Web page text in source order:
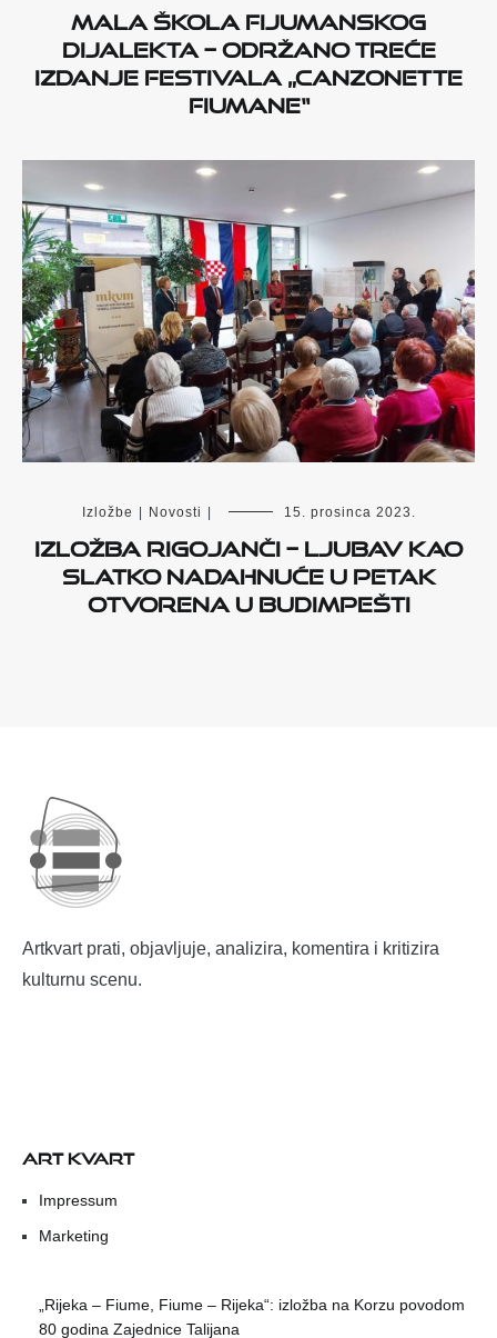
Mala škola fijumanskog
dijalekta – Održano treće
izdanje Festivala „Canzonette
fiumane“
Izložbe Novosti 15. prosinca 2023.
Izložba Rigojanči – Ljubav kao
slatko nadahnuće u petak
otvorena u Budimpešti
Artkvart prati, objavljuje, analizira, komentira i kritizira
kulturnu scenu.
ART KVART
Impressum
Marketing
„Rijeka – Fiume, Fiume – Rijeka“: izložba na Korzu povodom
80 godina Zajednice Talijana